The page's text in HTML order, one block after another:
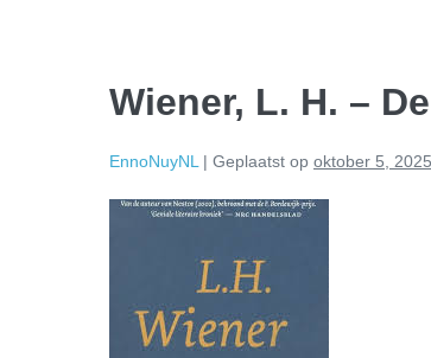
Wiener, L. H. –
EnnoNuyNL | Geplaatst op oktober 5, 2025